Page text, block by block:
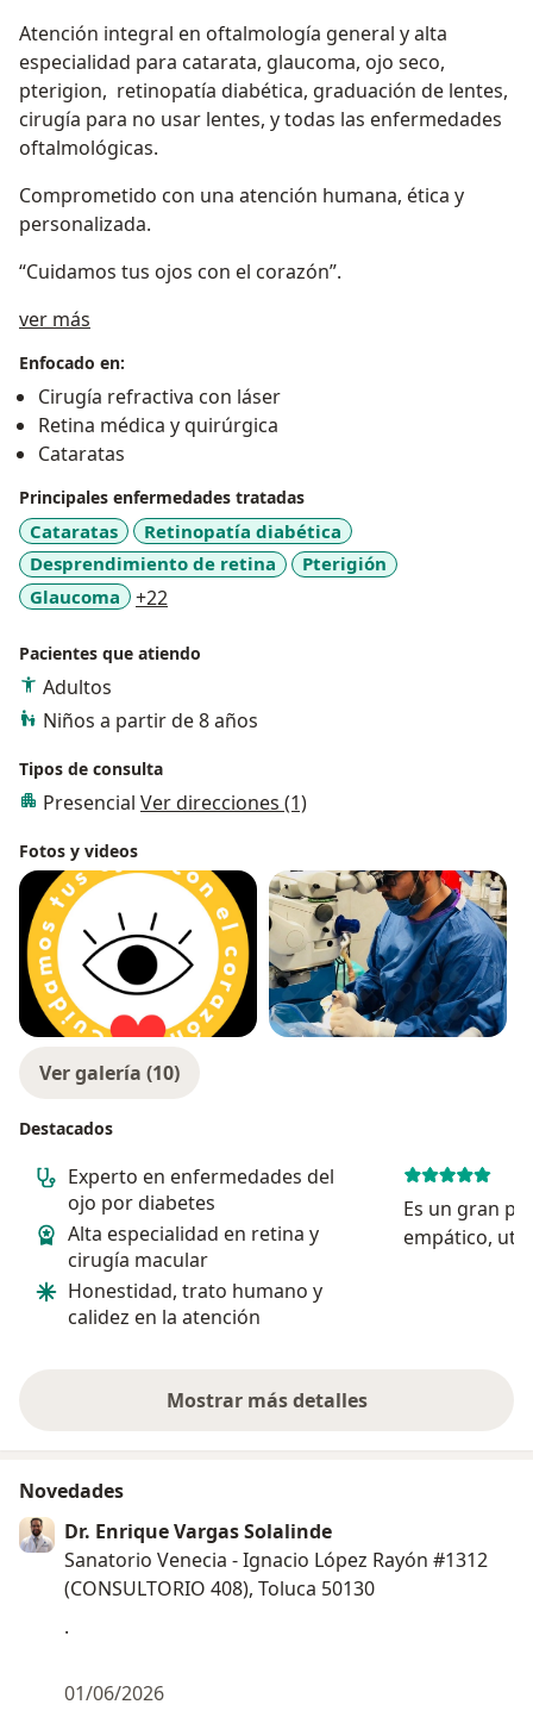
Atención integral en oftalmología general y alta
especialidad para catarata, glaucoma, ojo seco,
pterigion, retinopatía diabética, graduación de lentes,
cirugía para no usar lentes, y todas las enfermedades
oftalmológicas.
Comprometido con una atención humana, ética y
personalizada.
“Cuidamos tus ojos con el corazón”.
ver más
Enfocado en:
Cirugía refractiva con láser
Retina médica y quirúrgica
Cataratas
Principales enfermedades tratadas
Cataratas
Retinopatía diabética
Desprendimiento de retina
Pterigión
Glaucoma
+22
Pacientes que atiendo
Adultos
Niños a partir de 8 años
Tipos de consulta
Presencial Ver direcciones (1)
Fotos y videos
Ver galería (10)
Destacados
Experto en enfermedades del
ojo por diabetes
Alta especialidad en retina y
cirugía macular
Honestidad, trato humano y
calidez en la atención
Es un gran
empático,
Mostrar más detalles
sobre la experiencia
Novedades
Dr. Enrique Vargas Solalinde
Sanatorio Venecia - Ignacio López Rayón #1312
(CONSULTORIO 408), Toluca 50130
.
01/06/2026